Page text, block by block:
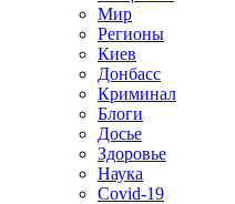
Мир
Регионы
Киев
Донбасс
Криминал
Блоги
Досье
Здоровье
Наука
Covid-19